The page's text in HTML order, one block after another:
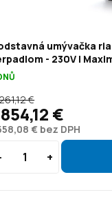
umývačka
- 230V |
€ bez DPH
€
€